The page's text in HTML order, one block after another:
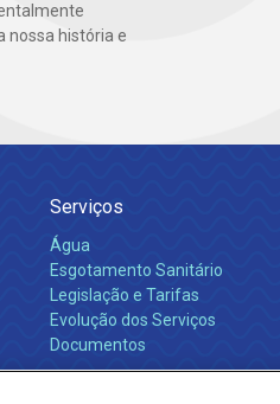
nossa história e
Serviços
Água
Esgotamento Sanitário
Legislação e Tarifas
Evolução dos Serviços
Documentos